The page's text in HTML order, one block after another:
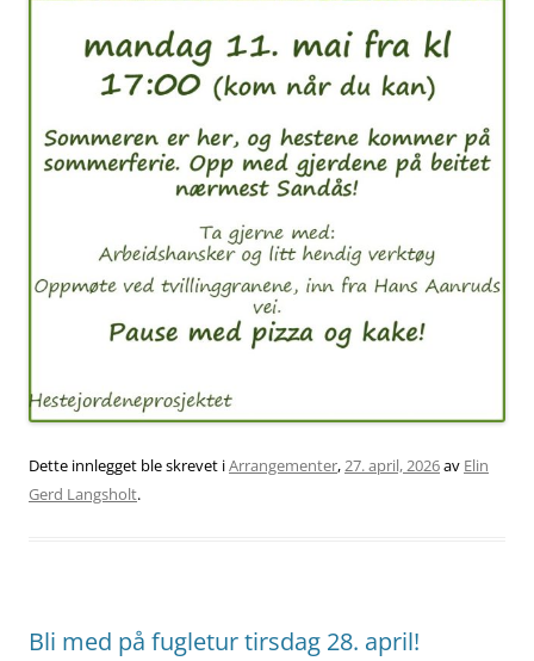
Dette innlegget ble skrevet iArrangementer,27. april, 2026av Elin
Gerd Langsholt.
Bli med på fugletur tirsdag 28. april!